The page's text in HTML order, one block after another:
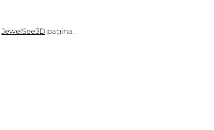
JewelSee3D pagina.